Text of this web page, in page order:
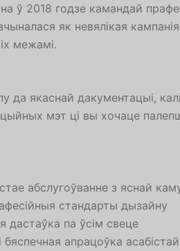
ў 2018 годзе камандай
як невялікая
межамі.
якаснай дакументацыі,
мэт ці вы хочаце
абслугоўванне з яснай
стандарты дызайну
дастаўка па ўсім свеце
апрацоўка